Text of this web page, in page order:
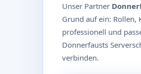
Unser Partner
Grund auf ein: Rollen,
professionell und
Donnerfausts
verbinden.